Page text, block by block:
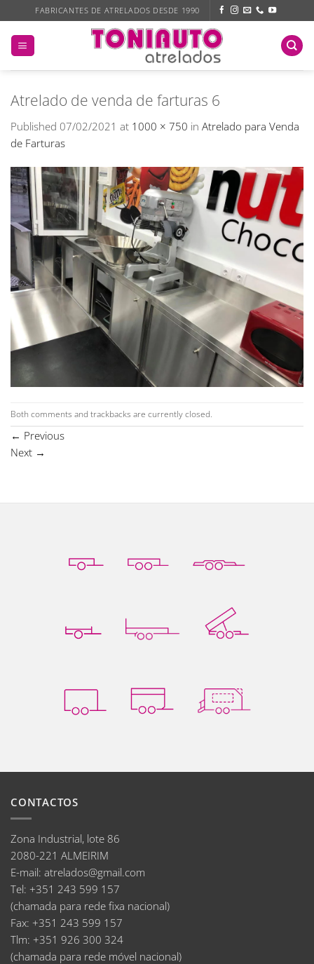
to
content
FABRICANTES DE ATRELADOS DESDE 1990
Atrelado de venda de farturas 6
Published 07/02/2021 at 1000 × 750 in Atrelado para Venda
de Farturas
Both comments and trackbacks are currently closed.
← Previous
Next →
CONTACTOS
Zona Industrial, lote 86
2080-221 ALMEIRIM
E-mail: atrelados@gmail.com
Tel: +351 243 599 157
(chamada para rede fixa nacional)
Fax: +351 243 599 157
Tlm: +351 926 300 324
(chamada para rede móvel nacional)